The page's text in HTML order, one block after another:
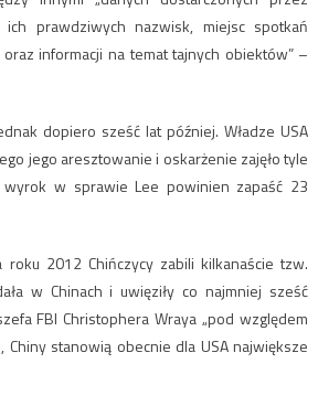
ich prawdziwych nazwisk, miejsc spotkań
informacji na temat tajnych obiektów” –
dopiero sześć lat później. Władze USA
jego aresztowanie i oskarżenie zajęło tyle
wyrok w sprawie Lee powinien zapaść 23
2012 Chińczycy zabili kilkanaście tzw.
w Chinach i uwięziły co najmniej sześć
FBI Christophera Wraya „pod względem
Chiny stanowią obecnie dla USA największe